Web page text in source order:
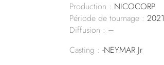
Production : NICOCORP
Période de tournage : 2021
Diffusion : –
Casting : -NEYMAR Jr